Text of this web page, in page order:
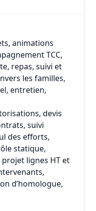
animations
TCC,
repas, suivi et
les familles,
entretien,
devis
suivi
des efforts,
statique,
lignes HT et
d’homologue,